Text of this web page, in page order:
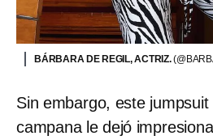
BÁRBARA DE REGIL, ACTRIZ.
Sin embargo, este
campana le dejó